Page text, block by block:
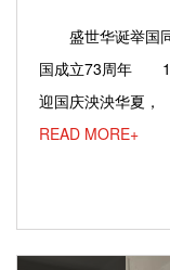
盛世华诞举国
国成立73周年
迎国庆泱泱华夏
READ MORE+